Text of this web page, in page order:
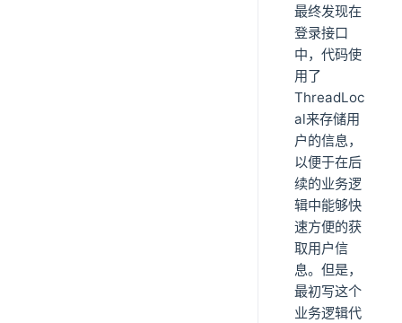
最终发现在
登录接口
中，代码使
用了
ThreadLoc
al来存储用
户的信息，
以便于在后
续的业务逻
辑中能够快
速方便的获
取用户信
息。但是，
最初写这个
业务逻辑代